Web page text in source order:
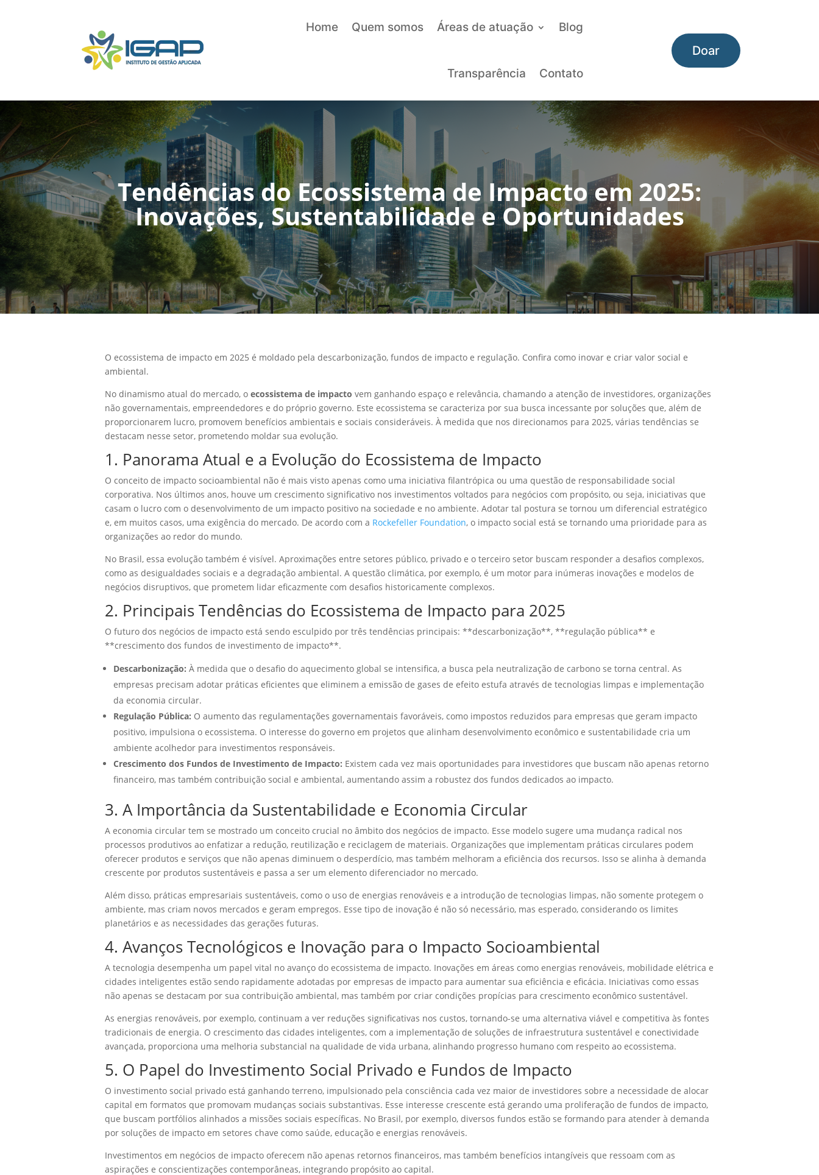
Home Quem somos Áreas de atuação Blog
Transparência Contato
Doar
Tendências do Ecossistema de Impacto em 2025:
Inovações, Sustentabilidade e Oportunidades
O ecossistema de impacto em 2025 é moldado pela descarbonização, fundos de impacto e regulação. Confira como inovar e criar valor social e
ambiental.
No dinamismo atual do mercado, o ecossistema de impacto vem ganhando espaço e relevância, chamando a atenção de investidores, organizações
não governamentais, empreendedores e do próprio governo. Este ecossistema se caracteriza por sua busca incessante por soluções que, além de
proporcionarem lucro, promovem benefícios ambientais e sociais consideráveis. À medida que nos direcionamos para 2025, várias tendências se
destacam nesse setor, prometendo moldar sua evolução.
1. Panorama Atual e a Evolução do Ecossistema de Impacto
O conceito de impacto socioambiental não é mais visto apenas como uma iniciativa filantrópica ou uma questão de responsabilidade social
corporativa. Nos últimos anos, houve um crescimento significativo nos investimentos voltados para negócios com propósito, ou seja, iniciativas que
casam o lucro com o desenvolvimento de um impacto positivo na sociedade e no ambiente. Adotar tal postura se tornou um diferencial estratégico
e, em muitos casos, uma exigência do mercado. De acordo com a Rockefeller Foundation, o impacto social está se tornando uma prioridade para as
organizações ao redor do mundo.
No Brasil, essa evolução também é visível. Aproximações entre setores público, privado e o terceiro setor buscam responder a desafios complexos,
como as desigualdades sociais e a degradação ambiental. A questão climática, por exemplo, é um motor para inúmeras inovações e modelos de
negócios disruptivos, que prometem lidar eficazmente com desafios historicamente complexos.
2. Principais Tendências do Ecossistema de Impacto para 2025
O futuro dos negócios de impacto está sendo esculpido por três tendências principais: **descarbonização**, **regulação pública** e
**crescimento dos fundos de investimento de impacto**.
Descarbonização: À medida que o desafio do aquecimento global se intensifica, a busca pela neutralização de carbono se torna central. As
empresas precisam adotar práticas eficientes que eliminem a emissão de gases de efeito estufa através de tecnologias limpas e implementação
da economia circular.
Regulação Pública: O aumento das regulamentações governamentais favoráveis, como impostos reduzidos para empresas que geram impacto
positivo, impulsiona o ecossistema. O interesse do governo em projetos que alinham desenvolvimento econômico e sustentabilidade cria um
ambiente acolhedor para investimentos responsáveis.
Crescimento dos Fundos de Investimento de Impacto: Existem cada vez mais oportunidades para investidores que buscam não apenas retorno
financeiro, mas também contribuição social e ambiental, aumentando assim a robustez dos fundos dedicados ao impacto.
3. A Importância da Sustentabilidade e Economia Circular
A economia circular tem se mostrado um conceito crucial no âmbito dos negócios de impacto. Esse modelo sugere uma mudança radical nos
processos produtivos ao enfatizar a redução, reutilização e reciclagem de materiais. Organizações que implementam práticas circulares podem
oferecer produtos e serviços que não apenas diminuem o desperdício, mas também melhoram a eficiência dos recursos. Isso se alinha à demanda
crescente por produtos sustentáveis e passa a ser um elemento diferenciador no mercado.
Além disso, práticas empresariais sustentáveis, como o uso de energias renováveis e a introdução de tecnologias limpas, não somente protegem o
ambiente, mas criam novos mercados e geram empregos. Esse tipo de inovação é não só necessário, mas esperado, considerando os limites
planetários e as necessidades das gerações futuras.
4. Avanços Tecnológicos e Inovação para o Impacto Socioambiental
A tecnologia desempenha um papel vital no avanço do ecossistema de impacto. Inovações em áreas como energias renováveis, mobilidade elétrica e
cidades inteligentes estão sendo rapidamente adotadas por empresas de impacto para aumentar sua eficiência e eficácia. Iniciativas como essas
não apenas se destacam por sua contribuição ambiental, mas também por criar condições propícias para crescimento econômico sustentável.
As energias renováveis, por exemplo, continuam a ver reduções significativas nos custos, tornando-se uma alternativa viável e competitiva às fontes
tradicionais de energia. O crescimento das cidades inteligentes, com a implementação de soluções de infraestrutura sustentável e conectividade
avançada, proporciona uma melhoria substancial na qualidade de vida urbana, alinhando progresso humano com respeito ao ecossistema.
5. O Papel do Investimento Social Privado e Fundos de Impacto
O investimento social privado está ganhando terreno, impulsionado pela consciência cada vez maior de investidores sobre a necessidade de alocar
capital em formatos que promovam mudanças sociais substantivas. Esse interesse crescente está gerando uma proliferação de fundos de impacto,
que buscam portfólios alinhados a missões sociais específicas. No Brasil, por exemplo, diversos fundos estão se formando para atender à demanda
por soluções de impacto em setores chave como saúde, educação e energias renováveis.
Investimentos em negócios de impacto oferecem não apenas retornos financeiros, mas também benefícios intangíveis que ressoam com as
aspirações e conscientizações contemporâneas, integrando propósito ao capital.